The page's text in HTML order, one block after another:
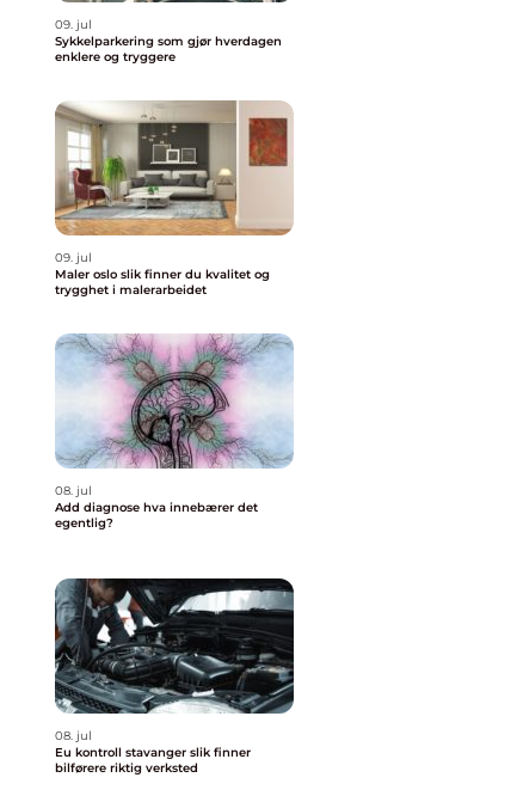
09. jul
Sykkelparkering som gjør hverdagen
enklere og tryggere
09. jul
Maler oslo slik finner du kvalitet og
trygghet i malerarbeidet
08. jul
Add diagnose hva innebærer det
egentlig?
08. jul
Eu kontroll stavanger slik finner
bilførere riktig verksted